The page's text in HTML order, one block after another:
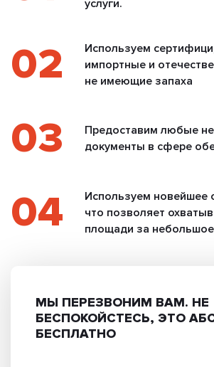
услуги.
02
Используем
импортные и
не имеющие запаха
03
Предоставим любые
документы в сфере
04
Используем новейшее
что позволяет
площади за
МЫ ПЕРЕЗВОНИМ ВАМ. НЕ
БЕСПОКОЙСТЕСЬ, ЭТО
БЕСПЛАТНО